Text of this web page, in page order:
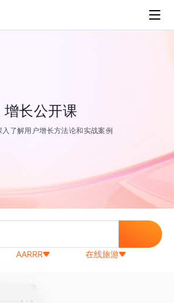
增长公开课
了解用户增长方法论和实战案例
AARRR 在线旅游